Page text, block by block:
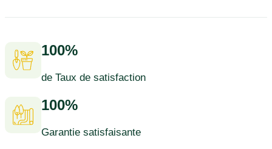
100%
de Taux de satisfaction
100%
Garantie satisfaisante